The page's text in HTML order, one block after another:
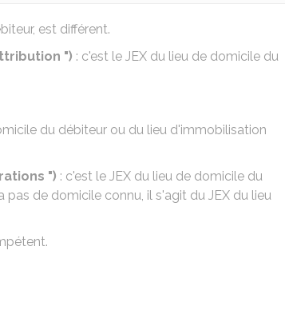
est différent.
") : c'est le JEX du lieu de domicile du
du débiteur ou du lieu d'immobilisation
") : c'est le JEX du lieu de domicile du
pas de domicile connu, il s'agit du JEX du lieu